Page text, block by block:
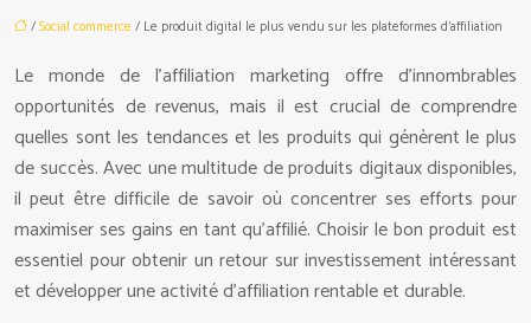
/Social commerce / Le produit digital le plus vendu sur les plateformes d’affiliation
Le monde de l’affiliation marketing offre d’innombrables
opportunités de revenus, mais il est crucial de comprendre
quelles sont les tendances et les produits qui génèrent le plus
de succès. Avec une multitude de produits digitaux disponibles,
il peut être difficile de savoir où concentrer ses efforts pour
maximiser ses gains en tant qu’affilié. Choisir le bon produit est
essentiel pour obtenir un retour sur investissement intéressant
et développer une activité d’affiliation rentable et durable.